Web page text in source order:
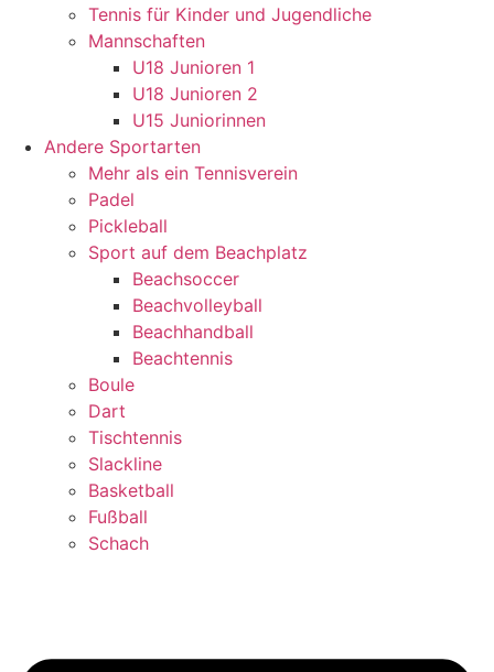
Tennis für Kinder und Jugendliche
Mannschaften
U18 Junioren 1
U18 Junioren 2
U15 Juniorinnen
Andere Sportarten
Mehr als ein Tennisverein
Padel
Pickleball
Sport auf dem Beachplatz
Beachsoccer
Beachvolleyball
Beachhandball
Beachtennis
Boule
Dart
Tischtennis
Slackline
Basketball
Fußball
Schach